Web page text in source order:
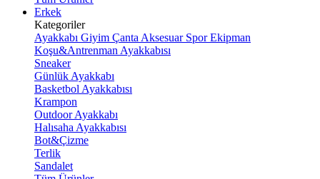
Erkek
Kategoriler
Ayakkabı Giyim Çanta Aksesuar Spor Ekipman
Koşu&Antrenman Ayakkabısı
Sneaker
Günlük Ayakkabı
Basketbol Ayakkabısı
Krampon
Outdoor Ayakkabı
Halısaha Ayakkabısı
Bot&Çizme
Terlik
Sandalet